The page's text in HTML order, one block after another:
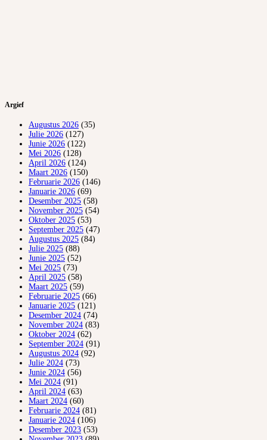
Argief
Augustus 2026 (35)
Julie 2026 (127)
Junie 2026 (122)
Mei 2026 (128)
April 2026 (124)
Maart 2026 (150)
Februarie 2026 (146)
Januarie 2026 (69)
Desember 2025 (58)
November 2025 (54)
Oktober 2025 (53)
September 2025 (47)
Augustus 2025 (84)
Julie 2025 (88)
Junie 2025 (52)
Mei 2025 (73)
April 2025 (58)
Maart 2025 (59)
Februarie 2025 (66)
Januarie 2025 (121)
Desember 2024 (74)
November 2024 (83)
Oktober 2024 (62)
September 2024 (91)
Augustus 2024 (92)
Julie 2024 (73)
Junie 2024 (56)
Mei 2024 (91)
April 2024 (63)
Maart 2024 (60)
Februarie 2024 (81)
Januarie 2024 (106)
Desember 2023 (53)